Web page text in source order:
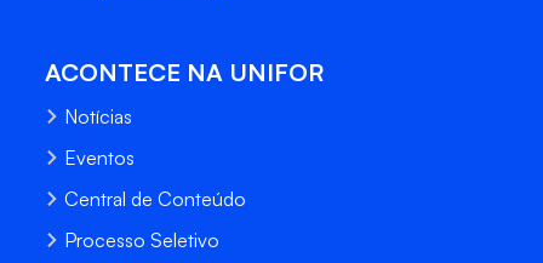
ACONTECE NA UNIFOR
Notícias
Eventos
Central de Conteúdo
Processo Seletivo